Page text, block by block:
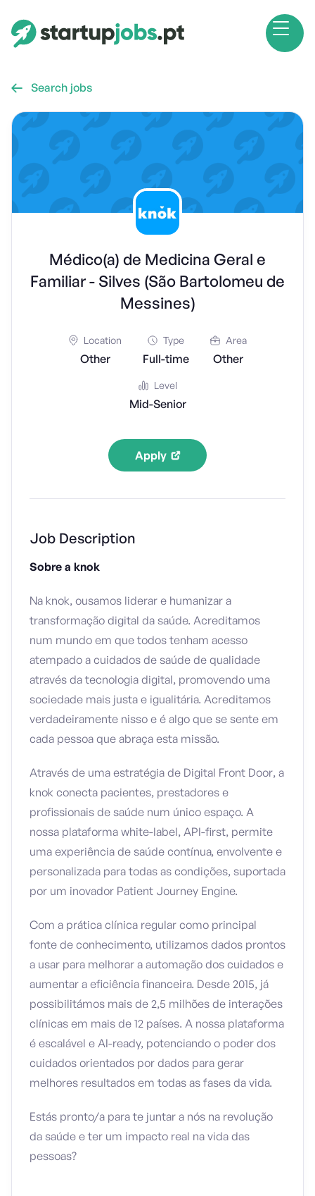
 Search jobs
Médico(a) de Medicina Geral e
Familiar - Silves (São Bartolomeu de
Messines)
Location
Other
Type
Full-time
Area
Other
Level
Mid-Senior
Apply
Job Description
Sobre a knok
Na knok, ousamos liderar e humanizar a
transformação digital da saúde. Acreditamos
num mundo em que todos tenham acesso
atempado a cuidados de saúde de qualidade
através da tecnologia digital, promovendo uma
sociedade mais justa e igualitária. Acreditamos
verdadeiramente nisso e é algo que se sente em
cada pessoa que abraça esta missão.
Através de uma estratégia de Digital Front Door, a
knok conecta pacientes, prestadores e
profissionais de saúde num único espaço. A
nossa plataforma white-label, API-first, permite
uma experiência de saúde contínua, envolvente e
personalizada para todas as condições, suportada
por um inovador Patient Journey Engine.
Com a prática clínica regular como principal
fonte de conhecimento, utilizamos dados prontos
a usar para melhorar a automação dos cuidados e
aumentar a eficiência financeira. Desde 2015, já
possibilitámos mais de 2,5 milhões de interações
clínicas em mais de 12 países. A nossa plataforma
é escalável e AI-ready, potenciando o poder dos
cuidados orientados por dados para gerar
melhores resultados em todas as fases da vida.
Estás pronto/a para te juntar a nós na revolução
da saúde e ter um impacto real na vida das
pessoas?